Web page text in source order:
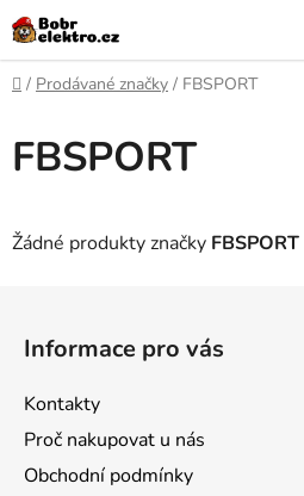
Přejít
na
obsah
Domů
/ Prodávané značky / FBSPORT
FBSPORT
Žádné produkty značky FBSPORT
Informace pro vás
Kontakty
Proč nakupovat u nás
Obchodní podmínky